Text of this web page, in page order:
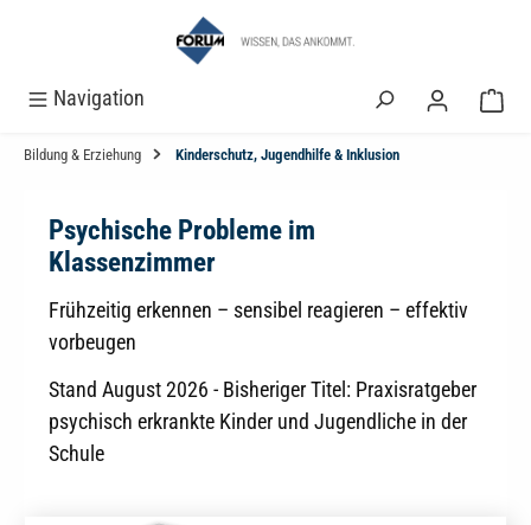
Navigation
Bildung & Erziehung Kinderschutz, Jugendhilfe & Inklusion
Psychische Probleme im
Klassenzimmer
Frühzeitig erkennen – sensibel reagieren – effektiv
vorbeugen
Stand August 2026 - Bisheriger Titel: Praxisratgeber
psychisch erkrankte Kinder und Jugendliche in der
Schule